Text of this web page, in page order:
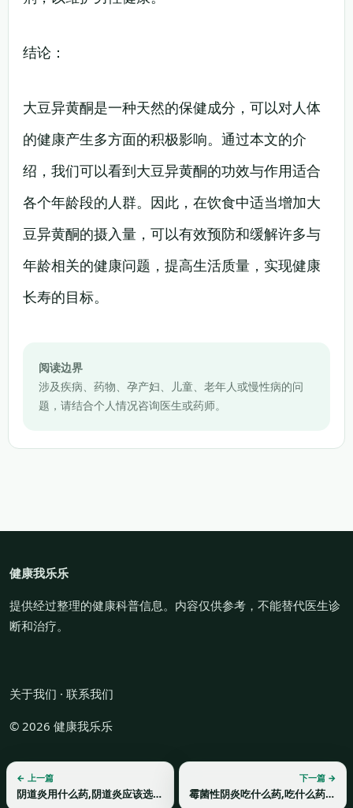
结论：
大豆异黄酮是一种天然的保健成分，可以对人体
的健康产生多方面的积极影响。通过本文的介
绍，我们可以看到大豆异黄酮的功效与作用适合
各个年龄段的人群。因此，在饮食中适当增加大
豆异黄酮的摄入量，可以有效预防和缓解许多与
年龄相关的健康问题，提高生活质量，实现健康
长寿的目标。
阅读边界
涉及疾病、药物、孕产妇、儿童、老年人或慢性病的问
题，请结合个人情况咨询医生或药师。
← 上一篇
阴道炎用什么药,阴道炎应该选择哪种药物治疗？
下一篇 →
霉菌性阴炎吃什么药,吃什么药能够治疗霉菌性阴炎？
健康我乐乐
提供经过整理的健康科普信息。内容仅供参考，不能替代医生诊
断和治疗。
关于我们 · 联系我们
© 2026 健康我乐乐